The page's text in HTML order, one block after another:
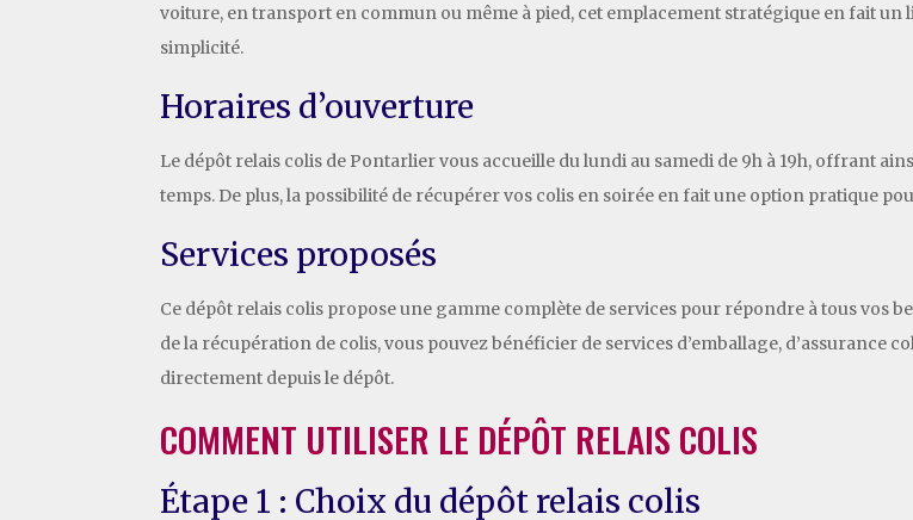
voiture, en transport en commun ou même à pied, cet emplacement stratégique en fait
simplicité.
Horaires d’ouverture
Le dépôt relais colis de Pontarlier vous accueille du lundi au samedi de 9h à 19h, offrant
temps. De plus, la possibilité de récupérer vos colis en soirée en fait une option pratique
Services proposés
Ce dépôt relais colis propose une gamme complète de services pour répondre à tous vos
de la récupération de colis, vous pouvez bénéficier de services d’emballage, d’assurance
directement depuis le dépôt.
COMMENT UTILISER LE DÉPÔT RELAIS COLIS
Étape 1 : Choix du dépôt relais colis